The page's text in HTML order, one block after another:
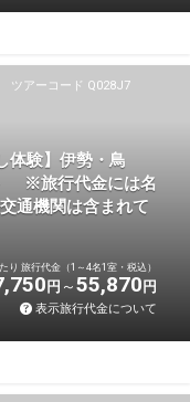
ツアーコード Q028J7
体験】伊勢・鳥
※旅行代金には名
通機関は含まれて
り 旅行代金（1～4名1室・税込）
円 55,870 円
表示旅行代金について